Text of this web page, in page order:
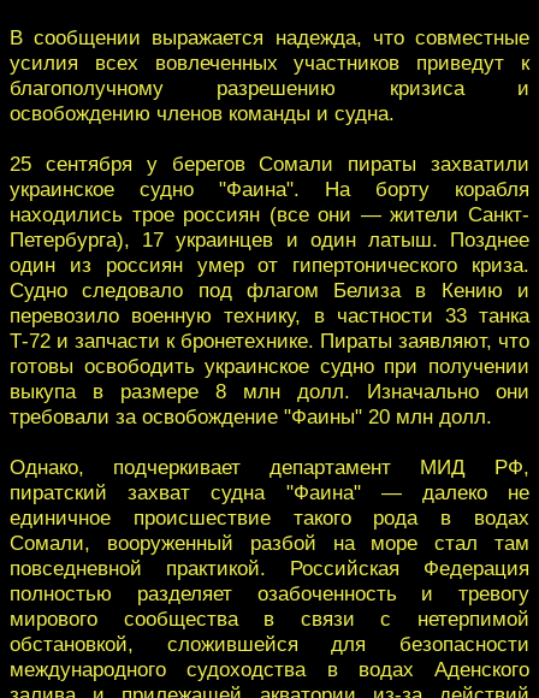
В сообщении выражается надежда, что совместные
усилия всех вовлеченных участников приведут к
благополучному разрешению кризиса и
освобождению членов команды и судна.
25 сентября у берегов Сомали пираты захватили
украинское судно "Фаина". На борту корабля
находились трое россиян (все они — жители Санкт-
Петербурга), 17 украинцев и один латыш. Позднее
один из россиян умер от гипертонического криза.
Судно следовало под флагом Белиза в Кению и
перевозило военную технику, в частности 33 танка
Т-72 и запчасти к бронетехнике. Пираты заявляют, что
готовы освободить украинское судно при получении
выкупа в размере 8 млн долл. Изначально они
требовали за освобождение "Фаины" 20 млн долл.
Однако, подчеркивает департамент МИД РФ,
пиратский захват судна "Фаина" — далеко не
единичное происшествие такого рода в водах
Сомали, вооруженный разбой на море стал там
повседневной практикой. Российская Федерация
полностью разделяет озабоченность и тревогу
мирового сообщества в связи с нетерпимой
обстановкой, сложившейся для безопасности
международного судоходства в водах Аденского